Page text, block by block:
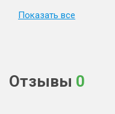
Показать все
Отзывы 0